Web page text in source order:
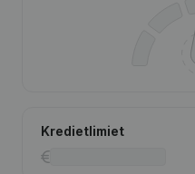
Kredietlimiet